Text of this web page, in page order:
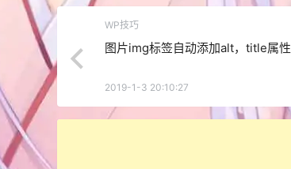
WP技巧
图片img标签自动添加alt，title属性
2019-1-3 20:10:27